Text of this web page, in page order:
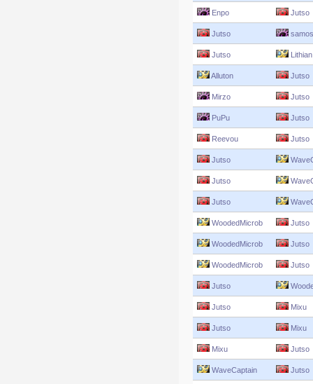
Enpo Jutso
Jutso
Jutso Lithian
Alluton Jutso
Mirzo Jutso
PuPu Jutso
Reevou Jutso
Jutso
Jutso
Jutso
WoodedMicrob Jutso
WoodedMicrob Jutso
WoodedMicrob Jutso
Jutso
Jutso Mixu
Jutso Mixu
Mixu Jutso
WaveCaptain Jutso